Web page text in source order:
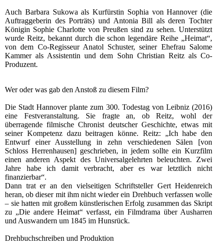
Auch Barbara Sukowa als Kurfürstin Sophia von Hannover (die
Auftraggeberin des Porträts) und Antonia Bill als deren Tochter
Königin Sophie Charlotte von Preußen sind zu sehen. Unterstützt
wurde Reitz, bekannt durch die schon legendäre Reihe „Heimat“,
von dem Co-Regisseur Anatol Schuster, seiner Ehefrau Salome
Kammer als Assistentin und dem Sohn Christian Reitz als Co-
Produzent.
Wer oder was gab den Anstoß zu diesem Film?
Die Stadt Hannover plante zum 300. Todestag von Leibniz (2016)
eine Festveranstaltung. Sie fragte an, ob Reitz, wohl der
überragende filmische Chronist deutscher Geschichte, etwas mit
seiner Kompetenz dazu beitragen könne. Reitz: „Ich habe den
Entwurf einer Ausstellung in zehn verschiedenen Sälen [von
Schloss Herrenhausen] geschrieben, in jedem sollte ein Kurzfilm
einen anderen Aspekt des Universalgelehrten beleuchten. Zwei
Jahre habe ich damit verbracht, aber es war letztlich nicht
finanzierbar“.
Dann trat er an den vielseitigen Schriftsteller Gert Heidenreich
heran, ob dieser mit ihm nicht wieder ein Drehbuch verfassen wolle
– sie hatten mit großem künstlerischen Erfolg zusammen das Skript
zu „Die andere Heimat“ verfasst, ein Filmdrama über Ausharren
und Auswandern um 1845 im Hunsrück.
Drehbuchschreiben und Produktion